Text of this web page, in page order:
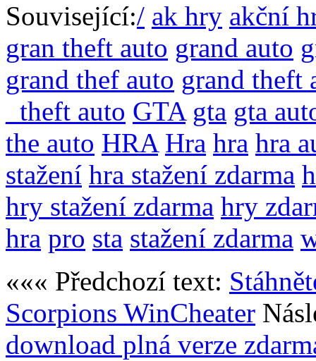
Související:/ ak hry akční
gran theft auto grand auto
grand thef auto grand theft
_theft auto GTA gta gta
the auto HRA Hra hra hra
stažení hra stažení zdarma
hry stažení zdarma hry
hra pro sta stažení zdarma
««« Předchozí text:
Scorpions WinCheater
download plná verze